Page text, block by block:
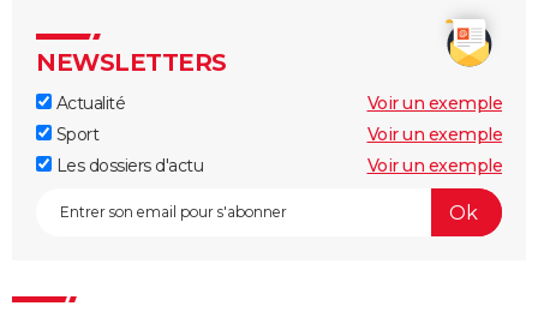
NEWSLETTERS
Actualité
Voir un exemple
Sport
Voir un exemple
Les dossiers d'actu
Voir un exemple